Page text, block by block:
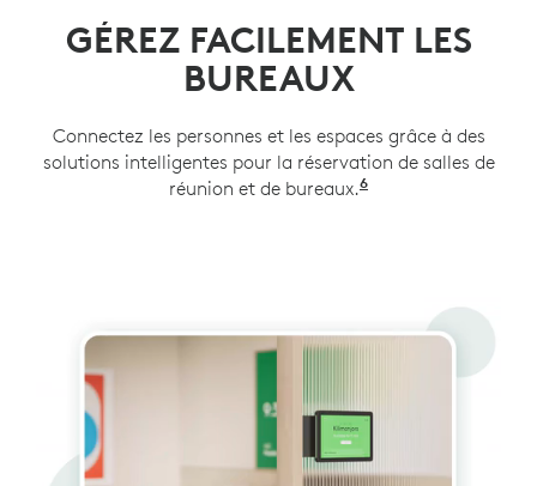
GÉREZ FACILEMENT LES
BUREAUX
Connectez les personnes et les espaces grâce à des
solutions intelligentes pour la réservation de salles de
réunion et de bureaux.6